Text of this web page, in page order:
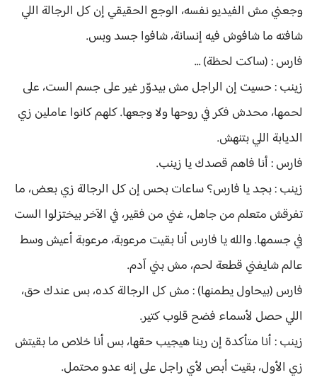
وجعني مش الفيديو نفسه، الوجع الحقيقي إن كل الرجالة اللي
شافته ما شافوش فيه إنسانة، شافوا جسد وبس.
فارس : (ساكت لحظة) …
زينب : حسيت إن الراجل مش بيدوّر غير على جسم الست، على
لحمها، محدش فكر في روحها ولا وجعها. كلهم كانوا عاملين زي
الديابة اللي بتنهش.
فارس : أنا فاهم قصدك يا زينب.
زينب : بجد يا فارس؟ ساعات بحس إن كل الرجالة زي بعض، ما
تفرقش متعلم من جاهل، غني من فقير، في الآخر بيختزلوا الست
في جسمها. والله يا فارس أنا بقيت مرعوبة، مرعوبة أعيش وسط
عالم شايفني قطعة لحم، مش بني آدم.
فارس (بيحاول يطمنها) : مش كل الرجالة كده، بس عندك حق،
اللي حصل لأسماء فضح قلوب كتير.
زينب : أنا متأكدة إن ربنا هيجيب حقها، بس أنا خلاص ما بقيتش
زي الأول، بقيت أبص لأي راجل على إنه عدو محتمل.